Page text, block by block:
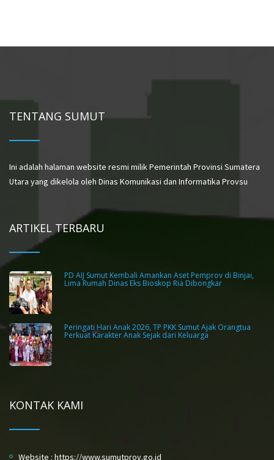
TENTANG SUMUT
Ini adalah halaman website resmi milik Pemerintah Provinsi Sumatera
Utara yang dikelola oleh Dinas Komunikasi dan Informatika Provsu
ARTIKEL TERBARU
PD AIJ Sumut Kembali Amankan Aset Pemprov di Binjai,
Lima Rumah Dinas Eks Bioskop Ria Dibongkar
Peringati Hari Anak 2026, TP PKK Sumut Ajak Orangtua
Perkuat Karakter Anak Sejak dari Keluarga
KONTAK KAMI
Website : https://www.sumutprov.go.id